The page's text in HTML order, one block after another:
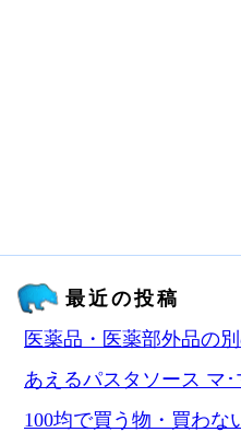
最近の投稿
医薬品・医薬部外品の
あえるパスタソース マ･
100均で買う物・買わな